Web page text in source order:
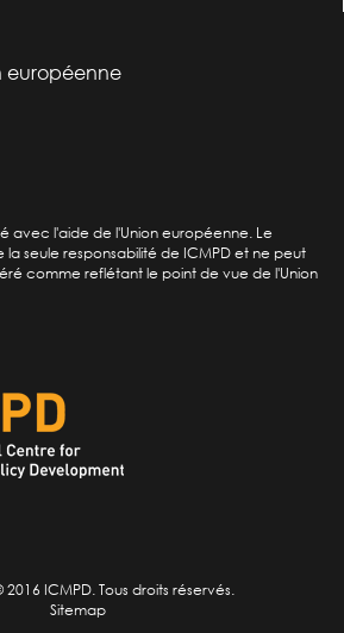
européenne
avec l'aide de l'Union européenne. Le
seule responsabilité de ICMPD et ne peut
comme reflétant le point de vue de l'Union
ICMPD. Tous droits réservés.
Sitemap